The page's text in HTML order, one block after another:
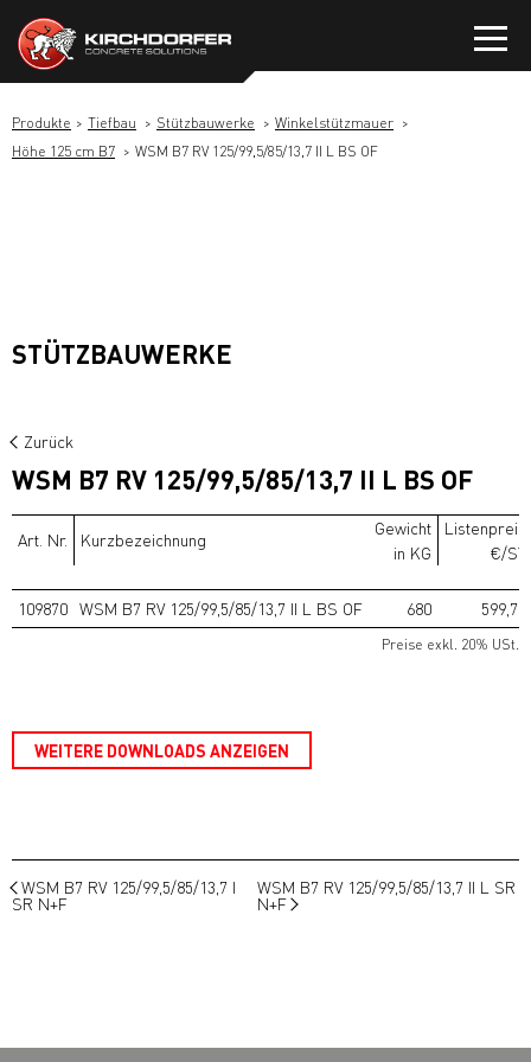
Inhalt
springen
Produkte Tiefbau Stützbauwerke
Winkelstützmauer
Höhe 125 cm B7
WSM B7 RV 125/99,5/85/13,7 II L BS OF
STÜTZBAUWERKE
Zurück
WSM B7 RV 125/99,5/85/13,7 II L BS OF
Art. Nr. Kurzbezeichnung
Gewicht
in KG
Listenpreis
€/ST
109870 WSM B7 RV 125/99,5/85/13,7 II L BS OF 680 599,70
Preise exkl. 20% USt.
WEITERE DOWNLOADS ANZEIGEN
WSM B7 RV 125/99,5/85/13,7 I
SR N+F
WSM B7 RV 125/99,5/85/13,7 II L SR
N+F